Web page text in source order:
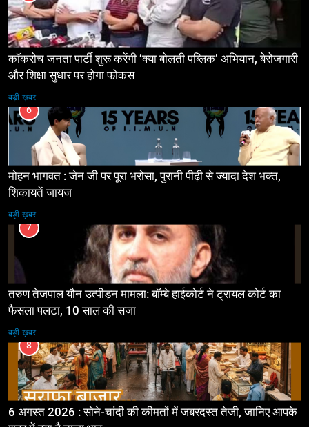
कॉकरोच जनता पार्टी शुरू करेंगी ‘क्या बोलती पब्लिक’ अभियान, बेरोजगारी
और शिक्षा सुधार पर होगा फोकस
बड़ी ख़बर
6
मोहन भागवत : जेन जी पर पूरा भरोसा, पुरानी पीढ़ी से ज्यादा देश भक्त,
शिकायतें जायज
बड़ी ख़बर
7
तरुण तेजपाल यौन उत्पीड़न मामला: बॉम्बे हाईकोर्ट ने ट्रायल कोर्ट का
फैसला पलटा, 10 साल की सजा
बड़ी ख़बर
8
6 अगस्त 2026 : सोने-चांदी की कीमतों में जबरदस्त तेजी, जानिए आपके